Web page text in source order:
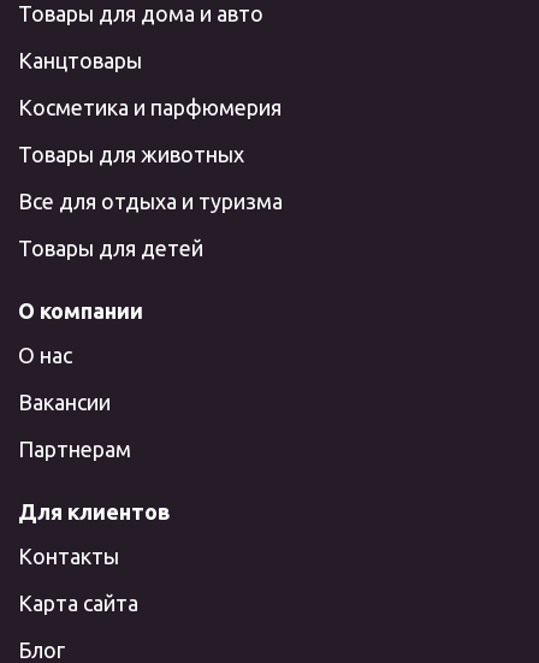
Товары для дома и авто
Канцтовары
Косметика и парфюмерия
Товары для животных
Все для отдыха и туризма
Товары для детей
О компании
О нас
Вакансии
Партнерам
Для клиентов
Контакты
Карта сайта
Блог